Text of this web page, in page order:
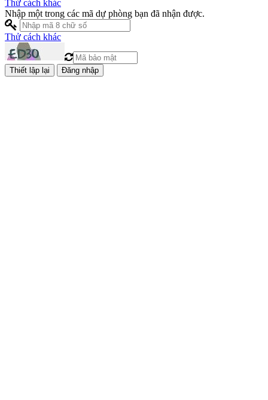
Thử cách khác
Nhập một trong các mã dự phòng bạn đã nhận được.
Thử cách khác
Đăng nhập